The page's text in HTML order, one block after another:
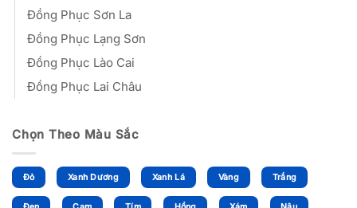
Đồng Phục Sơn La
Đồng Phục Lạng Sơn
Đồng Phục Lào Cai
Đồng Phục Lai Châu
Chọn Theo Màu Sắc
Đỏ Xanh Dương Xanh Lá Vàng Trắng